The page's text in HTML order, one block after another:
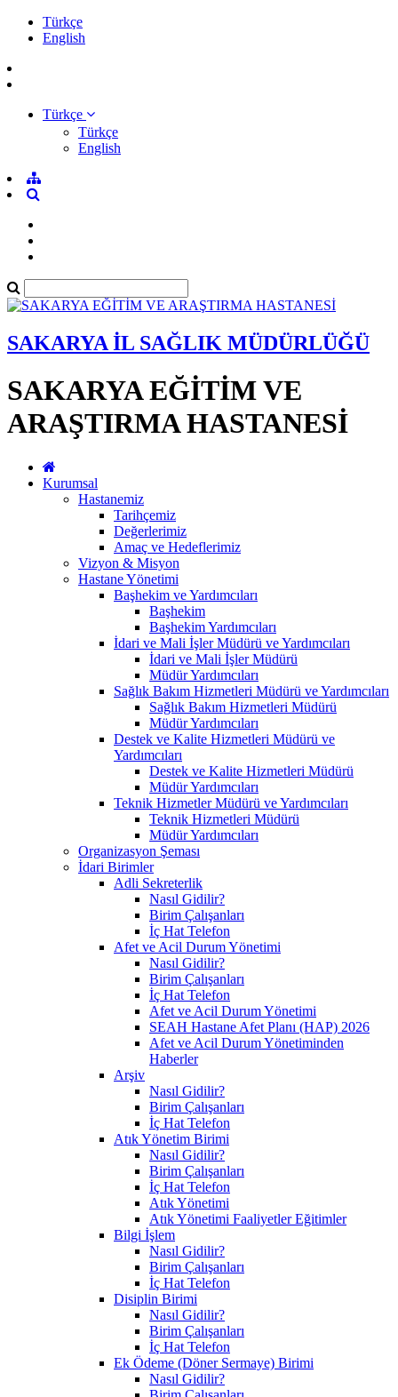
Türkçe
English
Türkçe
Türkçe
English
SAKARYA İL SAĞLIK MÜDÜRLÜĞÜ
SAKARYA EĞİTİM VE
ARAŞTIRMA HASTANESİ
Kurumsal
Hastanemiz
Tarihçemiz
Değerlerimiz
Amaç ve Hedeflerimiz
Vizyon & Misyon
Hastane Yönetimi
Başhekim ve Yardımcıları
Başhekim
Başhekim Yardımcıları
İdari ve Mali İşler Müdürü ve Yardımcıları
İdari ve Mali İşler Müdürü
Müdür Yardımcıları
Sağlık Bakım Hizmetleri Müdürü ve Yardımcıları
Sağlık Bakım Hizmetleri Müdürü
Müdür Yardımcıları
Destek ve Kalite Hizmetleri Müdürü ve
Yardımcıları
Destek ve Kalite Hizmetleri Müdürü
Müdür Yardımcıları
Teknik Hizmetler Müdürü ve Yardımcıları
Teknik Hizmetleri Müdürü
Müdür Yardımcıları
Organizasyon Şeması
İdari Birimler
Adli Sekreterlik
Nasıl Gidilir?
Birim Çalışanları
İç Hat Telefon
Afet ve Acil Durum Yönetimi
Nasıl Gidilir?
Birim Çalışanları
İç Hat Telefon
Afet ve Acil Durum Yönetimi
SEAH Hastane Afet Planı (HAP) 2026
Afet ve Acil Durum Yönetiminden
Haberler
Arşiv
Nasıl Gidilir?
Birim Çalışanları
İç Hat Telefon
Atık Yönetim Birimi
Nasıl Gidilir?
Birim Çalışanları
İç Hat Telefon
Atık Yönetimi
Atık Yönetimi Faaliyetler Eğitimler
Bilgi İşlem
Nasıl Gidilir?
Birim Çalışanları
İç Hat Telefon
Disiplin Birimi
Nasıl Gidilir?
Birim Çalışanları
İç Hat Telefon
Ek Ödeme (Döner Sermaye) Birimi
Nasıl Gidilir?